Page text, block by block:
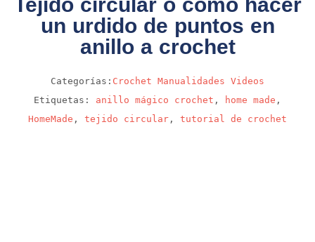
un urdido de puntos en
anillo a crochet
Categorías: Crochet Manualidades Videos
Etiquetas: anillo mágico crochet , home made ,
HomeMade , tejido circular , tutorial de crochet